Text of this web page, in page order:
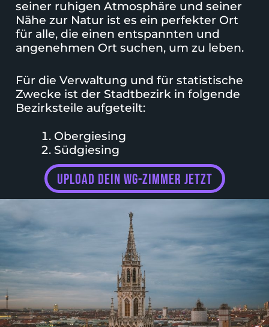
seiner ruhigen Atmosphäre und seiner
Nähe zur Natur ist es ein perfekter Ort
für alle, die einen entspannten und
angenehmen Ort suchen, um zu leben.
Für die Verwaltung und für statistische
Zwecke ist der Stadtbezirk in folgende
Bezirksteile aufgeteilt:
Obergiesing
Südgiesing
upload dein wg-zimmer jetzt